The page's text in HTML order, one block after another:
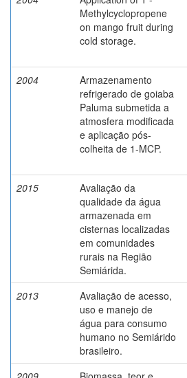
Methylcyclopropene
on mango fruit during
cold storage.
2004
Armazenamento
refrigerado de goiaba
Paluma submetida a
atmosfera modificada
e aplicação pós-
colheita de 1-MCP.
2015
Avaliação da
qualidade da água
armazenada em
cisternas localizadas
em comunidades
rurais na Região
Semiárida.
2013
Avaliação de acesso,
uso e manejo de
água para consumo
humano no Semiárido
brasileiro.